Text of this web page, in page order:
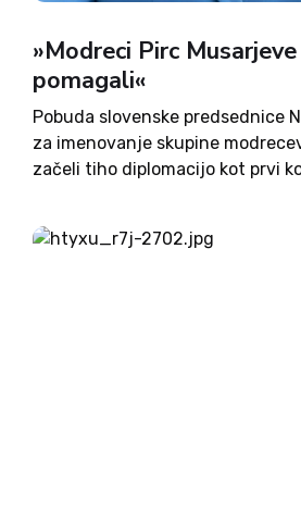
»Modreci Pirc
pomagali«
Pobuda slovenske predsednice
za imenovanje skupine
začeli tiho diplomacijo kot prvi
ocenjuje mednarodni pravnik
ocenjuje, bo vojna namreč